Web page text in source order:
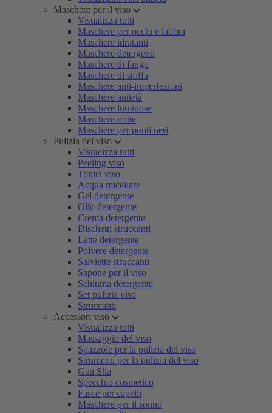
Maschere per il viso
Visualizza tutti
Maschere per occhi e labbra
Maschere idratanti
Maschere detergenti
Maschere di fango
Maschere di stoffa
Maschere anti-imperfezioni
Maschere antietà
Maschere luminose
Maschere notte
Maschere per punti neri
Pulizia del viso
Visualizza tutti
Peeling viso
Tonici viso
Acqua micellare
Gel detergente
Olio detergente
Crema detergente
Dischetti struccanti
Latte detergente
Polvere detergente
Salviette struccanti
Sapone per il viso
Schiuma detergente
Set pulizia viso
Struccanti
Accessori viso
Visualizza tutti
Massaggio del viso
Spazzole per la pulizia del viso
Strumenti per la pulizia del viso
Gua Sha
Specchio cosmetico
Fasce per capelli
Maschere per il sonno